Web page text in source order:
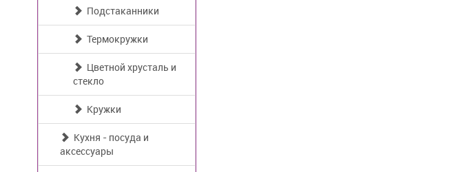
Подстаканники
Термокружки
Цветной хрусталь и
стекло
Кружки
Кухня - посуда и
аксессуары